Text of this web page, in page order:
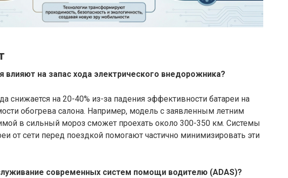
влияют на запас хода электрического внедорожника?
снижается на 20-40% из-за падения эффективности батареи на
обогрева салона. Например, модель с заявленным летним
в сильный мороз сможет проехать около 300-350 км. Системы
от сети перед поездкой помогают частично минимизировать эти
современных систем помощи водителю (ADAS)?